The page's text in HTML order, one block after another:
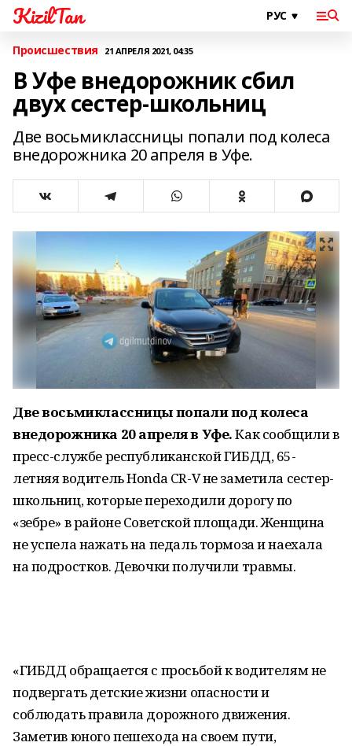
KizilTan
Происшествия 21 АПРЕЛЯ 2021, 04:35
В Уфе внедорожник сбил
двух сестер-школьниц
Две восьмиклассницы попали под колеса
внедорожника 20 апреля в Уфе.
Две восьмиклассницы попали под колеса
внедорожника 20 апреля в Уфе.Как сообщили в
пресс-службе республиканской ГИБДД, 65-
летняя водитель Honda CR-V не заметила сестер-
школьниц, которые переходили дорогу по
«зебре» в районе Советской площади. Женщина
не успела нажать на педаль тормоза и наехала
на подростков. Девочки получили травмы.
«ГИБДД обращается с просьбой к водителям не
подвергать детские жизни опасности и
соблюдать правила дорожного движения.
Заметив юного пешехода на своем пути,